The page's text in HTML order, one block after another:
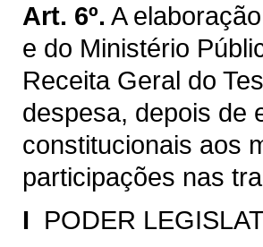
Art. 6º. A
e do Ministério
Receita Geral do
despesa, depois de
constitucionais aos
participações nas
I  PODER